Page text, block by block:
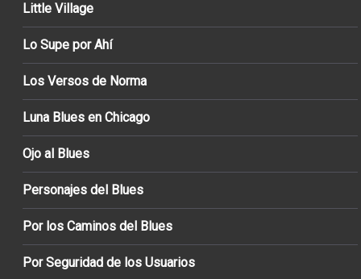
Little Village
Lo Supe por Ahí
Los Versos de Norma
Luna Blues en Chicago
Ojo al Blues
Personajes del Blues
Por los Caminos del Blues
Por Seguridad de los Usuarios